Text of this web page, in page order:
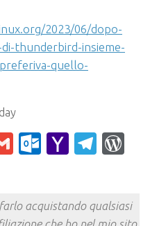
2023/06/dopo-
thunderbird-insieme-
quello-
Gmail Yahoo
acquistando qualsiasi